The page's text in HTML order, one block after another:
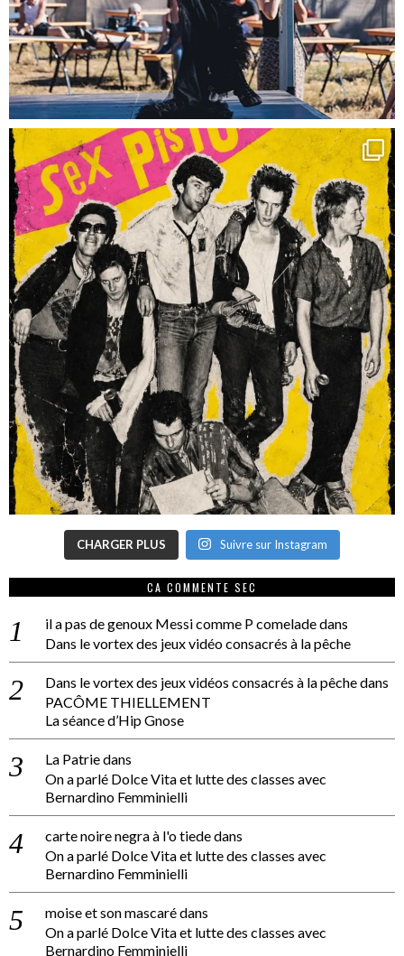
CHARGER PLUS Suivre sur Instagram
CA COMMENTE SEC
il a pas de genoux Messi comme P comeladedans
Dans le vortex des jeux vidéo consacrés à la pêche
Dans le vortex des jeux vidéos consacrés à la pêchedans
PACÔME THIELLEMENT
La séance d’Hip Gnose
La Patriedans
On a parlé Dolce Vita et lutte des classes avec
Bernardino Femminielli
carte noire negra à l'o tiededans
On a parlé Dolce Vita et lutte des classes avec
Bernardino Femminielli
moise et son mascarédans
On a parlé Dolce Vita et lutte des classes avec
Bernardino Femminielli